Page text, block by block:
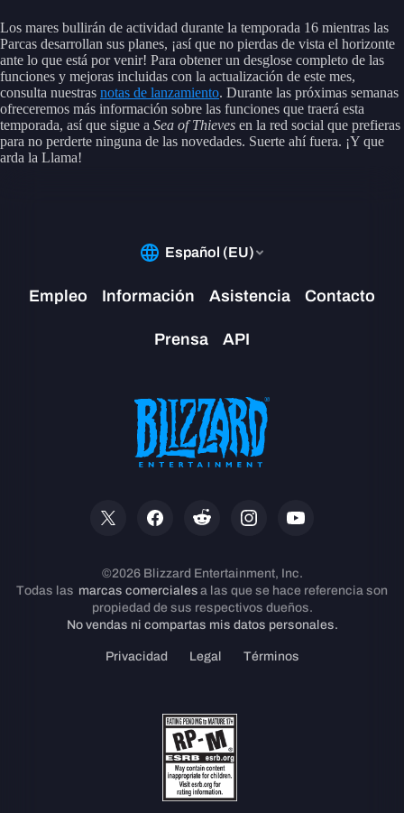
Los mares bullirán de actividad durante la temporada 16 mientras las
Parcas desarrollan sus planes, ¡así que no pierdas de vista el horizonte
ante lo que está por venir! Para obtener un desglose completo de las
funciones y mejoras incluidas con la actualización de este mes,
consulta nuestras notas de lanzamiento. Durante las próximas semanas
ofreceremos más información sobre las funciones que traerá esta
temporada, así que sigue a Sea of Thieves en la red social que prefieras
para no perderte ninguna de las novedades. Suerte ahí fuera. ¡Y que
arda la Llama!